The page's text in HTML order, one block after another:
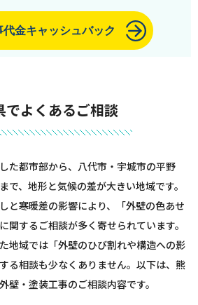
代金キャッシュバック
でよくあるご相談
た都市部から、八代市・宇城市の平野
で、地形と気候の差が大きい地域です。
と寒暖差の影響により、「外壁の色あせ
関するご相談が多く寄せられています。
地域では「外壁のひび割れや構造への影
る相談も少なくありません。以下は、熊
壁・塗装工事のご相談内容です。